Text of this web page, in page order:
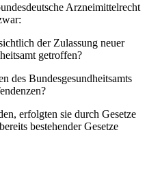
Arzneimittelrecht
der Zulassung neuer
getroffen?
des Bundesgesundheitsamts
erfolgten sie durch Gesetze
bestehender Gesetze